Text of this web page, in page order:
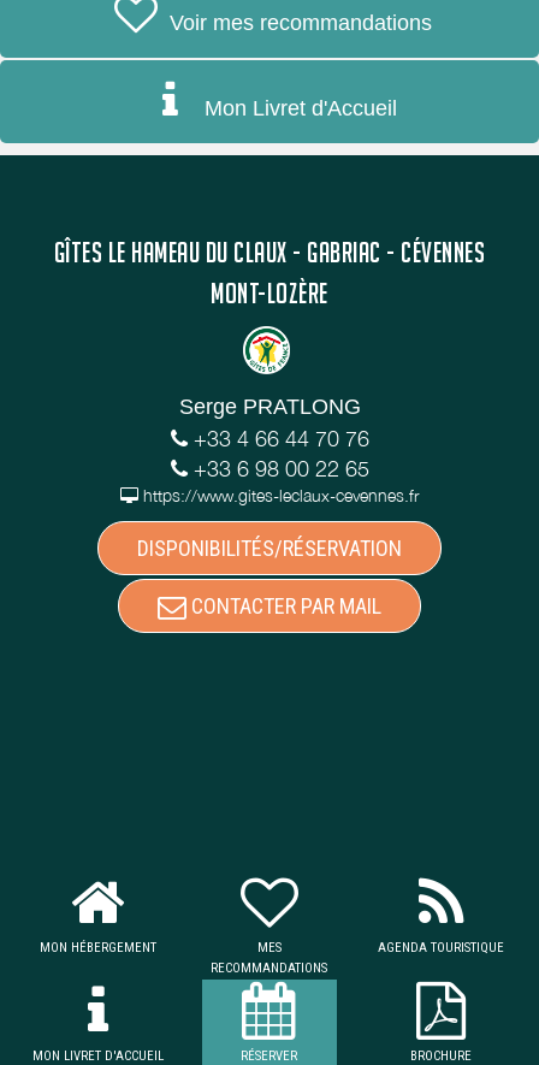
Voir mes recommandations
Mon Livret d'Accueil
GÎTES LE HAMEAU DU CLAUX - GABRIAC - CÉVENNES
MONT-LOZÈRE
Serge PRATLONG
+33 4 66 44 70 76
+33 6 98 00 22 65
https://www.gites-leclaux-cevennes.fr
DISPONIBILITÉS/RÉSERVATION
CONTACTER PAR MAIL
MON HÉBERGEMENT
MES
RECOMMANDATIONS
AGENDA TOURISTIQUE
MON LIVRET D'ACCUEIL RÉSERVER BROCHURE